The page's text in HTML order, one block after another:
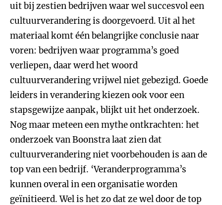
uit bij zestien bedrijven waar wel succesvol een
cultuurverandering is doorgevoerd. Uit al het
materiaal komt één belangrijke conclusie naar
voren: bedrijven waar programma’s goed
verliepen, daar werd het woord
cultuurverandering vrijwel niet gebezigd. Goede
leiders in verandering kiezen ook voor een
stapsgewijze aanpak, blijkt uit het onderzoek.
Nog maar meteen een mythe ontkrachten: het
onderzoek van Boonstra laat zien dat
cultuurverandering niet voorbehouden is aan de
top van een bedrijf. ‘Veranderprogramma’s
kunnen overal in een organisatie worden
geïnitieerd. Wel is het zo dat ze wel door de top